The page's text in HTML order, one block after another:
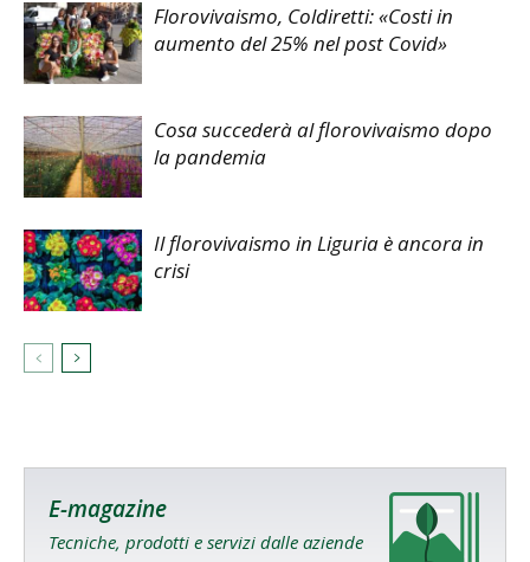
Florovivaismo, Coldiretti: «Costi in
aumento del 25% nel post Covid»
Cosa succederà al florovivaismo dopo
la pandemia
Il florovivaismo in Liguria è ancora in
crisi
E-magazine
Tecniche, prodotti e servizi dalle aziende